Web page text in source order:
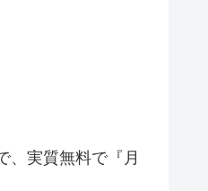
、実質無料で『月